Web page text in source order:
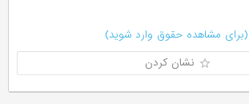
(برای مشاهده حقوق وارد شوید)
نشان کردن